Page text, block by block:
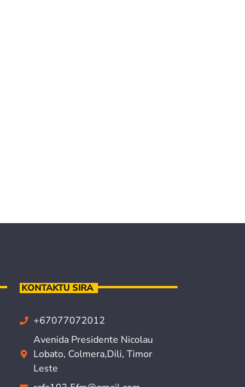
KONTAKTU SIRA
+67077072012
Avenida Presidente Nicolau
Lobato, Colmera,Dili, Timor
Leste